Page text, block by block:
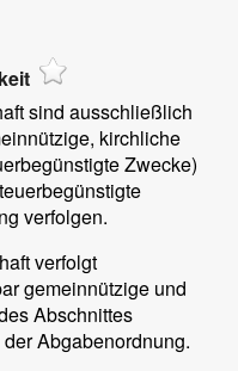
sind ausschließlich
kirchliche
Zwecke)
verfolgen.
verfolgt
gemeinnützige und
Abschnittes
Abgabenordnung.